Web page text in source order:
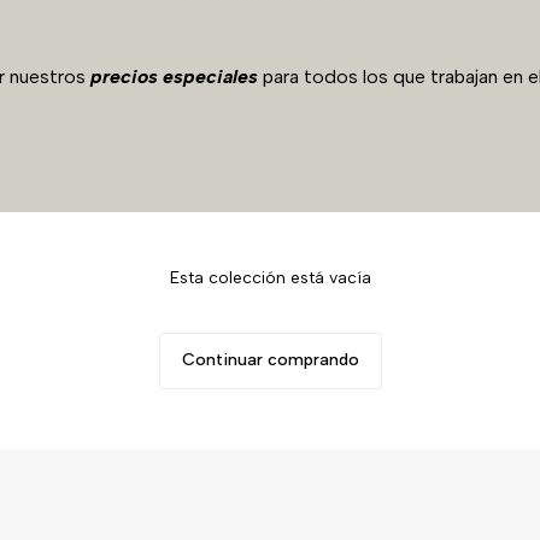
nuestros precios especiales para todos los que trabajan en el
Esta colección está vacía
Continuar comprando